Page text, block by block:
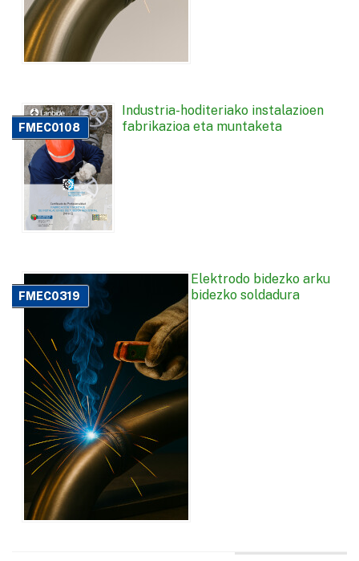
FMEC0108
Industria-hoditeriako instalazioen
fabrikazioa eta muntaketa
FMEC0319
Elektrodo bidezko arku
bidezko soldadura